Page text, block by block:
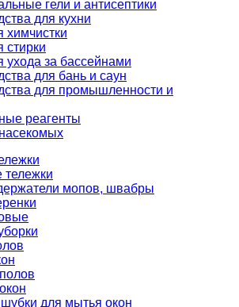
гели и антисептики
для кухни
химчистки
стирки
ухода за бассейнами
для бань и саун
для промышленности и
реагенты
тележки
мопов, швабры
для мытья окон